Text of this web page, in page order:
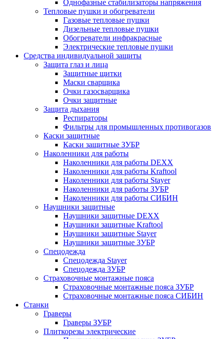
Однофазные стабилизаторы напряжения
Тепловые пушки и обогреватели
Газовые тепловые пушки
Дизельные тепловые пушки
Обогреватели инфракрасные
Электрические тепловые пушки
Средства индивидуальной защиты
Защита глаз и лица
Защитные щитки
Маски сварщика
Очки газосварщика
Очки защитные
Защита дыхания
Респираторы
Фильтры для промышленных противогазов
Каски защитные
Каски защитные ЗУБР
Наколенники для работы
Наколенники для работы DEXX
Наколенники для работы Kraftool
Наколенники для работы Stayer
Наколенники для работы ЗУБР
Наколенники для работы СИБИН
Наушники защитные
Наушники защитные DEXX
Наушники защитные Kraftool
Наушники защитные Stayer
Наушники защитные ЗУБР
Спецодежда
Спецодежда Stayer
Спецодежда ЗУБР
Страховочные монтажные пояса
Страховочные монтажные пояса ЗУБР
Страховочные монтажные пояса СИБИН
Станки
Граверы
Граверы ЗУБР
Плиткорезы электрические